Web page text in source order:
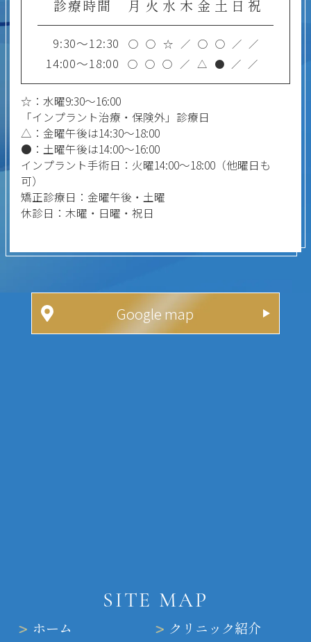
診療時間 月 火 水 木 金 土 日 祝
9:30～12:30 ○ ○ ☆ ／ ○ ○ ／ ／
14:00～18:00 ○ ○ ○ ／ △ ● ／ ／
☆：水曜9:30～16:00
「インプラント治療・保険外」診療日
△：金曜午後は14:30～18:00
●：土曜午後は14:00～16:00
インプラント手術日：火曜14:00～18:00（他曜日も
可）
矯正診療日：金曜午後・土曜
休診日：木曜・日曜・祝日
Google map
SITE MAP
ホーム クリニック紹介